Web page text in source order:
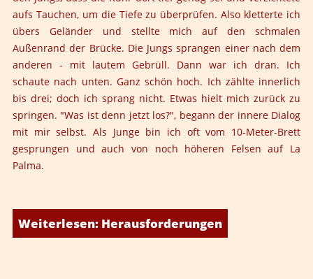
aufs Tauchen, um die Tiefe zu überprüfen. Also kletterte ich
übers Geländer und stellte mich auf den schmalen
Außenrand der Brücke. Die Jungs sprangen einer nach dem
anderen - mit lautem Gebrüll. Dann war ich dran. Ich
schaute nach unten. Ganz schön hoch. Ich zählte innerlich
bis drei; doch ich sprang nicht. Etwas hielt mich zurück zu
springen. "Was ist denn jetzt los?", begann der innere Dialog
mit mir selbst. Als Junge bin ich oft vom 10-Meter-Brett
gesprungen und auch von noch höheren Felsen auf La
Palma.
Weiterlesen: Herausforderungen